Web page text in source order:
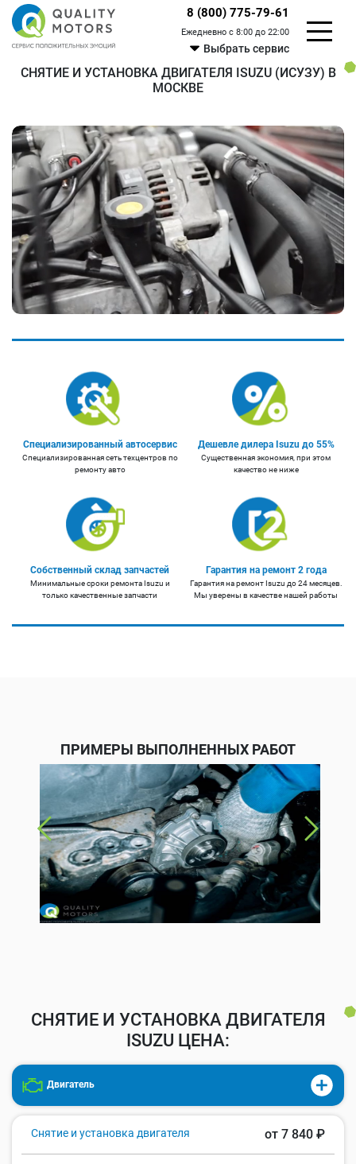
8 (800) 775-79-61
Ежедневно с 8:00 до 22:00
Выбрать сервис
СНЯТИЕ И УСТАНОВКА ДВИГАТЕЛЯ ISUZU (ИСУЗУ) В
МОСКВЕ
Специализированный автосервис
Специализированная сеть техцентров по
ремонту авто
Дешевле дилера Isuzu до 55%
Существенная экономия, при этом
качество не ниже
Собственный склад запчастей
Минимальные сроки ремонта Isuzu и
только качественные запчасти
Гарантия на ремонт 2 года
Гарантия на ремонт Isuzu до 24 месяцев.
Мы уверены в качестве нашей работы
ПРИМЕРЫ ВЫПОЛНЕННЫХ РАБОТ
СНЯТИЕ И УСТАНОВКА ДВИГАТЕЛЯ
ISUZU ЦЕНА:
Двигатель
Снятие и установка двигателя от 7 840 ₽